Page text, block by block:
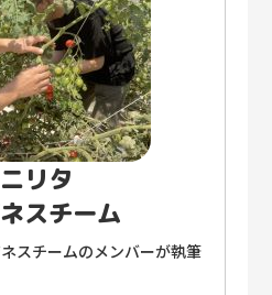
リタ
スチーム
スチームのメンバーが執筆